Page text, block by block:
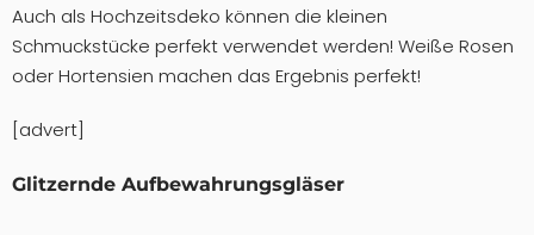
Auch als Hochzeitsdeko können die kleinen
Schmuckstücke perfekt verwendet werden! Weiße Rosen
oder Hortensien machen das Ergebnis perfekt!
[advert]
Glitzernde Aufbewahrungsgläser